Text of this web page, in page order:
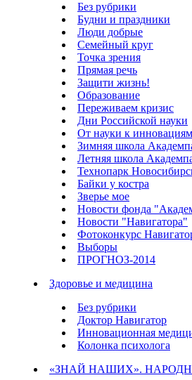
Без рубрики
Будни и праздники
Люди добрые
Семейный круг
Точка зрения
Прямая речь
Защити жизнь!
Образование
Переживаем кризис
Дни Российской науки
От науки к инновациям
Зимняя школа
Летняя школа
Технопарк
Байки у костра
Зверье мое
Новости фонда
Новости "Навигатора"
Фотоконкурс
Выборы
ПРОГНОЗ-2014
Здоровье и медицина
Без рубрики
Доктор Навигатор
Инновационная
Колонка психолога
«ЗНАЙ НАШИХ».